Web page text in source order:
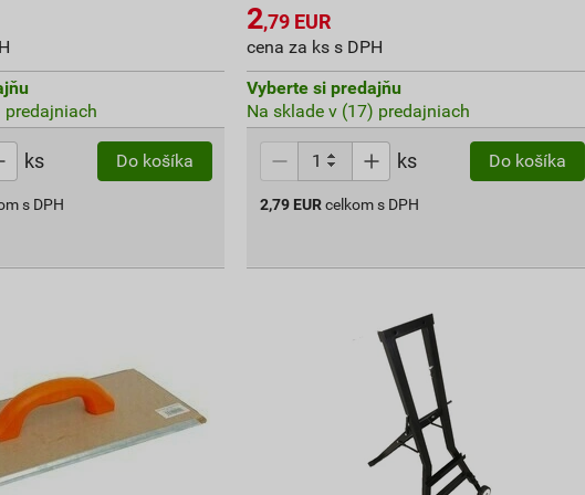
predajniach
ks Do košíka
s DPH
2,79 EUR
cena za ks s DPH
Vyberte si predajňu
Na sklade v (17) predajniach
ks Do košíka
2,79 EURcelkom s DPH